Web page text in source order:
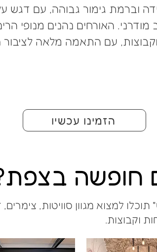
וברמת גימור גבוהה, עם דגש על
האורחים נהנים מנופי
עם התאמה מלאה לציבור
הזמינו עכשיו
חופשה
למצוא מגוון סוויטות,
וקבוצות.